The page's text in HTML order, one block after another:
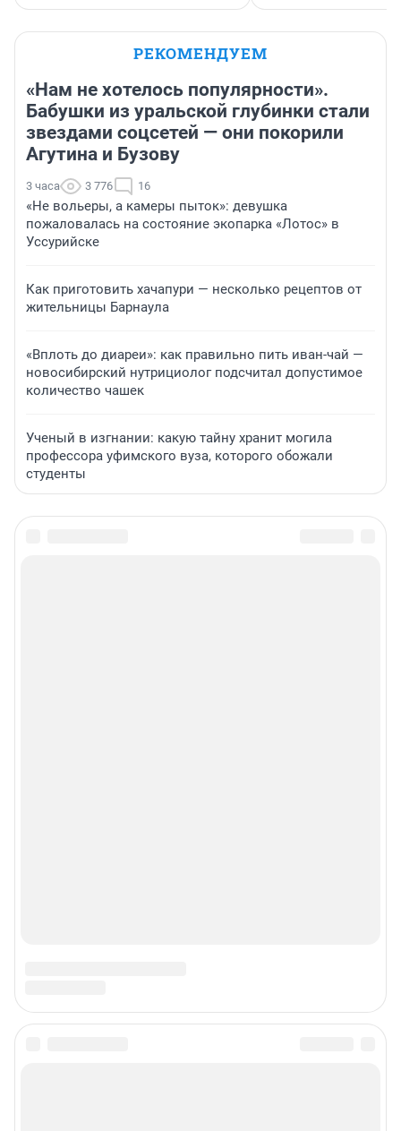
РЕКОМЕНДУЕМ
«Нам не хотелось популярности».
Бабушки из уральской глубинки стали
звездами соцсетей — они покорили
Агутина и Бузову
3 часа 3 776 16
«Не вольеры, а камеры пыток»: девушка
пожаловалась на состояние экопарка «Лотос» в
Уссурийске
Как приготовить хачапури — несколько рецептов от
жительницы Барнаула
«Вплоть до диареи»: как правильно пить иван-чай —
новосибирский нутрициолог подсчитал допустимое
количество чашек
Ученый в изгнании: какую тайну хранит могила
профессора уфимского вуза, которого обожали
студенты